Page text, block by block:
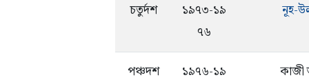
চতুর্দশ
১৯৭৩-১৯
৭৬
নূহ-
পঞ্চদশ
১৯৭৬-১৯